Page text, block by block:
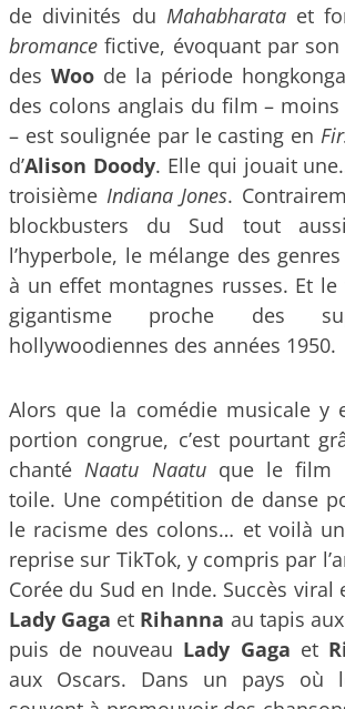
de divinités du Mahabharataet
bromance fictive, évoquant par
des Woo de la période
des colons anglais du film –
– est soulignée par le casting en
d’Alison Doody. Elle qui jouait
troisième Indiana Jones.
blockbusters du Sud tout
l’hyperbole, le mélange des
à un effet montagnes russes. Et
gigantisme proche des
hollywoodiennes des années 1950.
Alors que la comédie musicale y
portion congrue, c’est pourtant
chanté Naatu Naatuque le film
toile. Une compétition de danse
le racisme des colons… et voilà
reprise sur TikTok, y compris par
Corée du Sud en Inde. Succès viral
Lady Gaga et Rihanna au tapis
puis de nouveau Lady Gaga et
aux Oscars. Dans un pays où